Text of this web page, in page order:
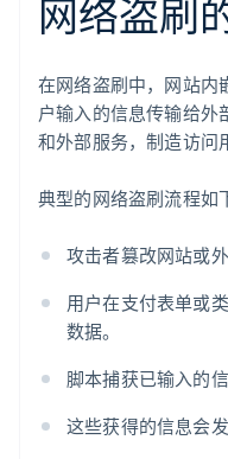
网络盗刷
在网络盗刷中，网站内
户输入的信息传输给外
和外部服务，制造访问
典型的网络盗刷流程如
攻击者篡改网站或
用户在支付表单或
数据。
脚本捕获已输入的信
这些获得的信息会